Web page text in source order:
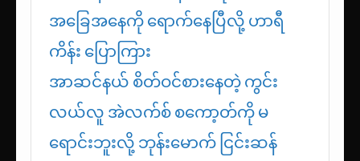
အခြေအနေကို ရောက်နေပြီလို့ ဟာရီ
ကိန်း ပြောကြား
အာဆင်နယ် စိတ်ဝင်စားနေတဲ့ ကွင်း
လယ်လူ အဲလက်စ် စကော့တ်ကို မ
ရောင်းဘူးလို့ ဘုန်းမောက် ငြင်းဆန်